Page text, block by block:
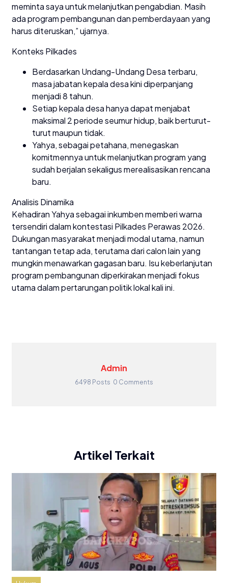
meminta saya untuk melanjutkan pengabdian. Masih
ada program pembangunan dan pemberdayaan yang
harus diteruskan,” ujarnya.
Konteks Pilkades
Berdasarkan Undang-Undang Desa terbaru,
masa jabatan kepala desa kini diperpanjang
menjadi 8 tahun.
Setiap kepala desa hanya dapat menjabat
maksimal 2 periode seumur hidup, baik berturut-
turut maupun tidak.
Yahya, sebagai petahana, menegaskan
komitmennya untuk melanjutkan program yang
sudah berjalan sekaligus merealisasikan rencana
baru.
Analisis Dinamika
Kehadiran Yahya sebagai inkumben memberi warna
tersendiri dalam kontestasi Pilkades Perawas 2026.
Dukungan masyarakat menjadi modal utama, namun
tantangan tetap ada, terutama dari calon lain yang
mungkin menawarkan gagasan baru. Isu keberlanjutan
program pembangunan diperkirakan menjadi fokus
utama dalam pertarungan politik lokal kali ini.
Admin
6498 Posts 0 Comments
Artikel Terkait